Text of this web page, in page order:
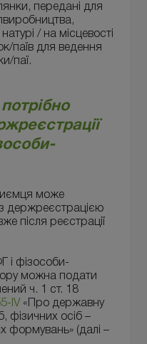
передані для
/ на місцевості
паїв для ведення
паї.
може
держреєстрацією
після реєстрації
і фізособи-
можна подати
ч. 1 ст. 18
IV «Про державну
фізичних осіб –
формувань» (далі –